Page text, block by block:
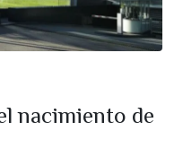
nacimiento de